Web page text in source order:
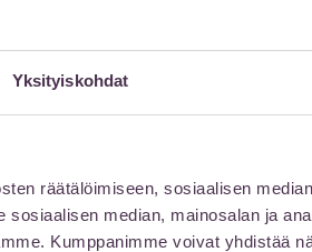
Yksityiskohdat
räätälöimiseen, sosiaalisen
median, mainosalan ja
Kumppanimme voivat yhdistää